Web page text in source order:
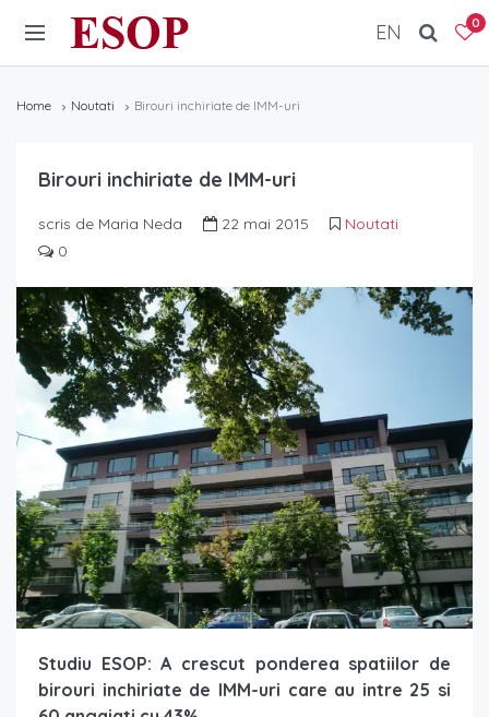
ESOP 0
EN
Home Noutati Birouri inchiriate de IMM-uri
Birouri inchiriate de IMM-uri
scris de Maria Neda 22 mai 2015
Noutati
0
Studiu ESOP: A crescut ponderea spatiilor de
birouri inchiriate de IMM-uri care au intre 25 si